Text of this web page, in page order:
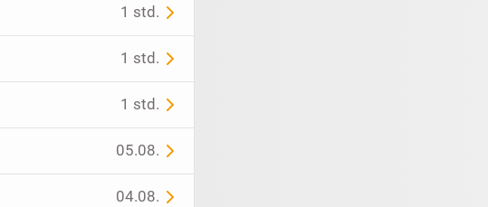
1 std.
1 std.
1 std.
05.08.
04.08.